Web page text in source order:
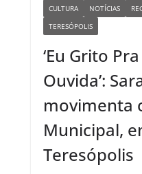
CULTURA NOTÍCIAS
TERESÓPOLIS
‘Eu Grito
Ouvida’:
movimenta
Municipal,
Teresópolis